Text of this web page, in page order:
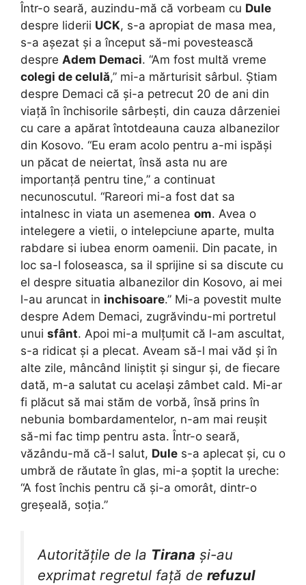
Într-o seară, auzindu-mă că vorbeam cu Dule
despre liderii UCK, s-a apropiat de masa mea,
s-a așezat și a început să-mi povestească
despre Adem Demaci. “Am fost multă vreme
colegi de celulă,” mi-a mărturisit sârbul. Știam
despre Demaci că și-a petrecut 20 de ani din
viață în închisorile sârbești, din cauza dârzeniei
cu care a apărat întotdeauna cauza albanezilor
din Kosovo. “Eu eram acolo pentru a-mi ispăși
un păcat de neiertat, însă asta nu are
importanță pentru tine,” a continuat
necunoscutul. “Rareori mi-a fost dat sa
intalnesc in viata un asemenea om. Avea o
intelegere a vietii, o intelepciune aparte, multa
rabdare si iubea enorm oamenii. Din pacate, in
loc sa-l foloseasca, sa il sprijine si sa discute cu
el despre situatia albanezilor din Kosovo, ai mei
l-au aruncat in inchisoare.” Mi-a povestit multe
despre Adem Demaci, zugrăvindu-mi portretul
unui sfânt. Apoi mi-a mulțumit că l-am ascultat,
s-a ridicat și a plecat. Aveam să-l mai văd și în
alte zile, mâncând liniștit și singur și, de fiecare
dată, m-a salutat cu același zâmbet cald. Mi-ar
fi plăcut să mai stăm de vorbă, însă prins în
nebunia bombardamentelor, n-am mai reușit
să-mi fac timp pentru asta. Într-o seară,
văzându-mă că-l salut, Dule s-a aplecat și, cu o
umbră de răutate în glas, mi-a șoptit la ureche:
“A fost închis pentru că și-a omorât, dintr-o
greșeală, soția.”
Autoritățile de la Tirana și-au
exprimat regretul față de refuzul